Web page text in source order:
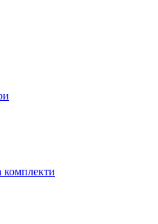
комплекти